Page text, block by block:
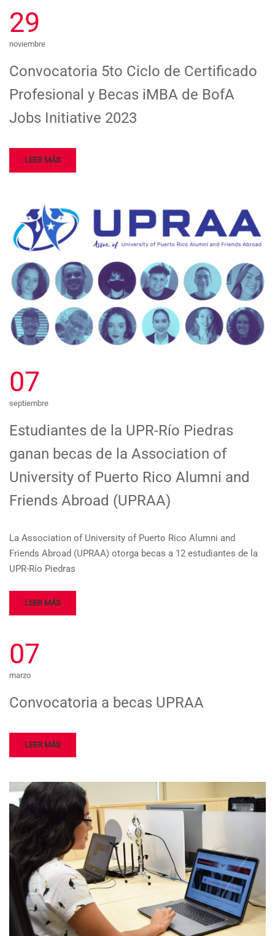
29
noviembre
Convocatoria 5to Ciclo de Certificado
Profesional y Becas iMBA de BofA
Jobs Initiative 2023
LEER MÁS
07
septiembre
Estudiantes de la UPR-Río Piedras
ganan becas de la Association of
University of Puerto Rico Alumni and
Friends Abroad (UPRAA)
La Association of University of Puerto Rico Alumni and
Friends Abroad (UPRAA) otorga becas a 12 estudiantes de la
UPR-Río Piedras
LEER MÁS
07
marzo
Convocatoria a becas UPRAA
LEER MÁS